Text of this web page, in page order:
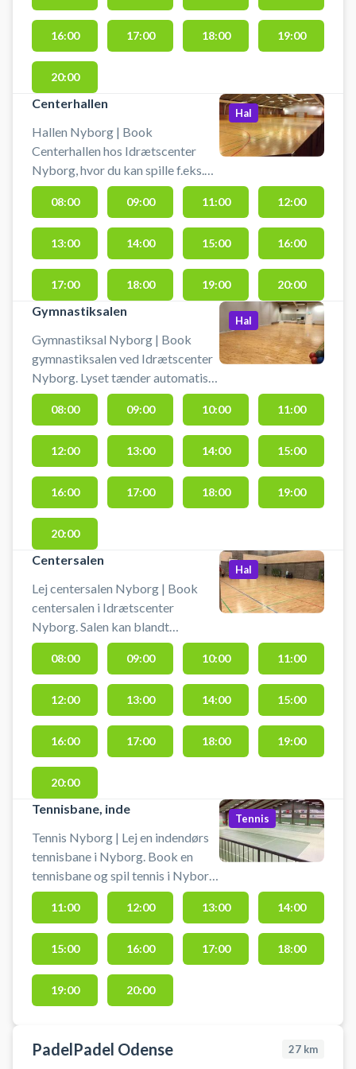
16:00 17:00 18:00 19:00
20:00
Centerhallen
Hallen Nyborg | Book
Centerhallen hos Idrætscenter
Nyborg, hvor du kan spille f.eks.
fodbold eller volleyball. Du skal
selv medbringe bolde.
Omklædningsrum nr. 1 (herrer) og
nr. 2 (damer)
Hal
08:00 09:00 11:00 12:00
13:00 14:00 15:00 16:00
17:00 18:00 19:00 20:00
Gymnastiksalen
Gymnastiksal Nyborg | Book
gymnastiksalen ved Idrætscenter
Nyborg. Lyset tænder automatisk
når man går ind i hallen.
Omklædningsrum nr. 11 (herrer)
og nr. 12 (damer), på 1. sal ved
siden af lokalet, kan benyttes.
Hal
08:00 09:00 10:00 11:00
12:00 13:00 14:00 15:00
16:00 17:00 18:00 19:00
20:00
Centersalen
Lej centersalen Nyborg | Book
centersalen i Idrætscenter
Nyborg. Salen kan blandt
benyttes til at spille volleyball
eller basketball. Du skal selv
medbringe bolde.
Omklædningsrum nr. 1 (herrer) og
Hal
08:00 09:00 10:00 11:00
12:00 13:00 14:00 15:00
16:00 17:00 18:00 19:00
20:00
Tennisbane, inde
Tennis Nyborg | Lej en indendørs
tennisbane i Nyborg. Book en
tennisbane og spil tennis i Nyborg
på en af de indendørs tennisbaner i
Idrætscenter Nyborgs tennishal.
Du skal selv medbringe ketchere
og bolde.
Tennis
11:00 12:00 13:00 14:00
15:00 16:00 17:00 18:00
19:00 20:00
PadelPadel Odense 27 km